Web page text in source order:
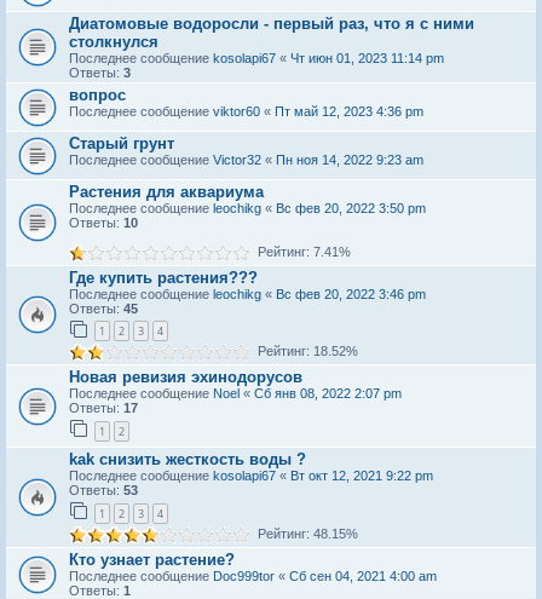
Диатомовые водоросли - первый раз, что я с ними
столкнулся
Последнее сообщение kosolapi67 « Чт июн 01, 2023 11:14 pm
Ответы: 3
вопрос
Последнее сообщение viktor60 « Пт май 12, 2023 4:36 pm
Старый грунт
Последнее сообщение Victor32 « Пн ноя 14, 2022 9:23 am
Растения для аквариума
Последнее сообщение leochikg « Вс фев 20, 2022 3:50 pm
Ответы: 10
Рейтинг: 7.41%
Где купить растения???
Последнее сообщение leochikg « Вс фев 20, 2022 3:46 pm
Ответы: 45
1 2 3 4
Рейтинг: 18.52%
Новая ревизия эхинодорусов
Последнее сообщение Noel « Сб янв 08, 2022 2:07 pm
Ответы: 17
1 2
kak снизить жeсткость воды ?
Последнее сообщение kosolapi67 « Вт окт 12, 2021 9:22 pm
Ответы: 53
1 2 3 4
Рейтинг: 48.15%
Кто узнает растение?
Последнее сообщение Doc999tor « Сб сен 04, 2021 4:00 am
Ответы: 1